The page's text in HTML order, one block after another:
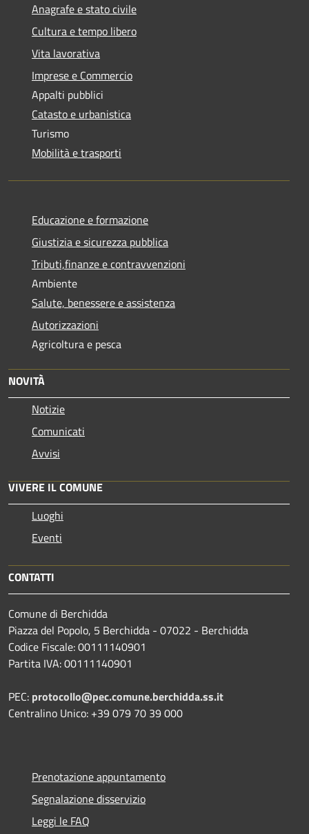
Anagrafe e stato civile
Cultura e tempo libero
Vita lavorativa
Imprese e Commercio
Appalti pubblici
Catasto e urbanistica
Turismo
Mobilità e trasporti
Educazione e formazione
Giustizia e sicurezza pubblica
Tributi,finanze e contravvenzioni
Ambiente
Salute, benessere e assistenza
Autorizzazioni
Agricoltura e pesca
NOVITÀ
Notizie
Comunicati
Avvisi
VIVERE IL COMUNE
Luoghi
Eventi
CONTATTI
Comune di Berchidda
Piazza del Popolo, 5 Berchidda - 07022 - Berchidda
Codice Fiscale: 00111140901
Partita IVA: 00111140901
PEC: protocollo@pec.comune.berchidda.ss.it
Centralino Unico: +39 079 70 39 000
Prenotazione appuntamento
Segnalazione disservizio
Leggi le FAQ